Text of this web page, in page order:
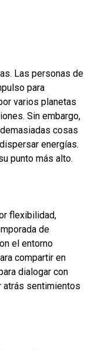
Las personas de
para
varios planetas
Sin embargo,
cosas
energías.
punto más alto.
flexibilidad,
de
el entorno
compartir en
dialogar con
atrás sentimientos